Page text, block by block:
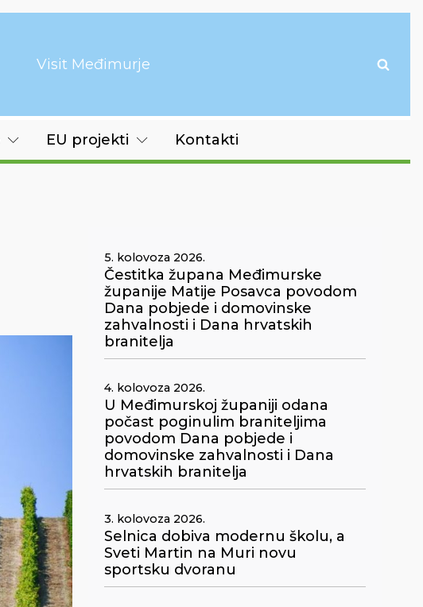
Visit Međimurje
EU projekti Kontakti
5. kolovoza 2026.
Čestitka župana Međimurske
županije Matije Posavca povodom
Dana pobjede i domovinske
zahvalnosti i Dana hrvatskih
branitelja
4. kolovoza 2026.
U Međimurskoj županiji odana
počast poginulim braniteljima
povodom Dana pobjede i
domovinske zahvalnosti i Dana
hrvatskih branitelja
3. kolovoza 2026.
Selnica dobiva modernu školu, a
Sveti Martin na Muri novu
sportsku dvoranu